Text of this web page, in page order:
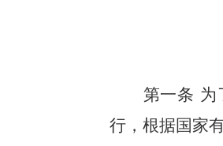
第一条 为
行，根据国家